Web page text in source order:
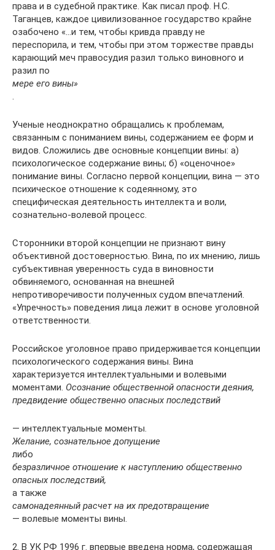
права и в судебной практике. Как писал проф. Н.С.
Таганцев, каждое цивилизованное государство крайне
озабочено «…и тем, чтобы кривда правду не
переспорила, и тем, чтобы при этом торжестве правды
карающий меч правосудия разил только виновного и
разил по
мере его вины»
.
Ученые неоднократно обращались к проблемам,
связанным с пониманием вины, содержанием ее форм и
видов. Сложились две основные концепции вины: а)
психологическое содержание вины; б) «оценочное»
понимание вины. Согласно первой концепции, вина — это
психическое отношение к содеянному, это
специфическая деятельность интеллекта и воли,
сознательно-волевой процесс.
Сторонники второй концепции не признают вину
объективной достоверностью. Вина, по их мнению, лишь
субъективная уверенность суда в виновности
обвиняемого, основанная на внешней
непротиворечивости полученных судом впечатлений.
«Упречность» поведения лица лежит в основе уголовной
ответственности.
Российское уголовное право придерживается концепции
психологического содержания вины. Вина
характеризуется интеллектуальными и волевыми
моментами. Осознание общественной опасности деяния,
предвидение общественно опасных последствий
— интеллектуальные моменты.
Желание, сознательное допущение
либо
безразличное отношение к наступлению общественно
опасных последствий,
а также
самонадеянный расчет на их предотвращение
— волевые моменты вины.
2. В УК РФ 1996 г. впервые введена норма, содержащая